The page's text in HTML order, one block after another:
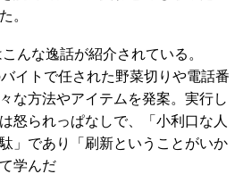
。
んな逸話が紹介されている。
イトで任された野菜切りや電話番
な方法やアイテムを発案。実行し
怒られっぱなしで、「小利口な人
」であり「刷新ということがいか
学んだ